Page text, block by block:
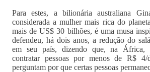
Para estes, a bilionária australiana
considerada a mulher mais rica do
mais de US$ 30 bilhões, é uma musa
defendeu, há dois anos, a redução do
em seu país, dizendo que, na África,
contratar pessoas por menos de R$ 4/
perguntam por que certas pessoas